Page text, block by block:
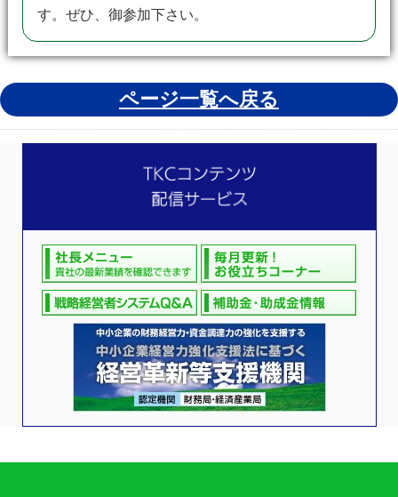
す。ぜひ、御参加下さい。
ページ一覧へ戻る